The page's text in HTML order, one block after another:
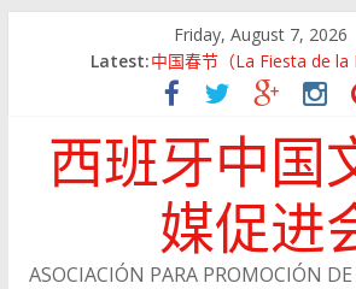
Friday, August 7, 2026
Latest:中国春节（La Fiesta de la
Jing Xiang Ma
留学西班牙——说走就走
与浙江经济网成为战略合作
会员风采：陈小丽
西班牙中国
媒促进
ASOCIACIÓN PARA PROMOCIÓN